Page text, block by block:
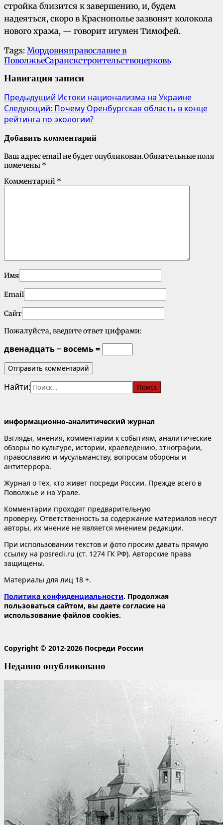
стройка близится к завершению, и, будем
надеяться, скоро в Краснополье зазвонят колокола
нового храма, — говорит игумен Тимофей.
Tags: Мордовияправославие в
ПоволжьеСаранскстроительствоцерковь
Навигация записи
Предыдущий Истоки национализма на Украине
Следующий: Почему Оренбургская область в конце
рейтинга по экологии?
Добавить комментарий
Ваш адрес email не будет опубликован.Обязательные поля
помечены *
Комментарий *
Имя
Email
Сайт
Пожалуйста, введите ответ цифрами:
двенадцать − восемь =
Найти:
информационно-аналитический журнал
Взгляды, мнения, комментарии к событиям, аналитические
обзоры по культуре, истории, краеведению, этнографии,
православию и мусульманству, вопросам обороны и
антитеррора.
Журнал о тех, кто живет посреди России. Прежде всего в
Поволжье и на Урале.
Комментарии проходят предварительную
проверку. Ответственность за содержание материалов несут
авторы, их мнение не является мнением редакции.
При использовании текстов и фото просим давать прямую
ссылку на posredi.ru (ст. 1274 ГК РФ). Авторские права
защищены.
Материалы для лиц 18 +.
Политика конфиденциальности. Продолжая
пользоваться сайтом, вы даете согласие на
использование файлов cookies.
Copyright © 2012-2026 Посреди России
Недавно опубликовано